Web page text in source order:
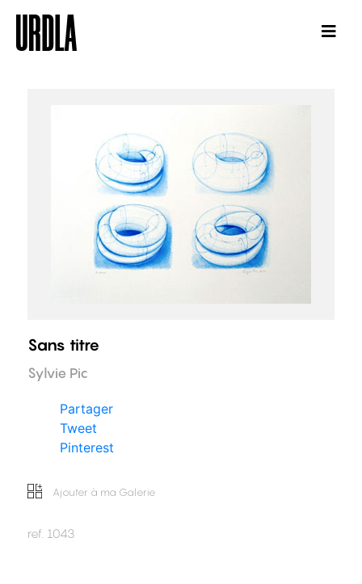
Sans titre
Sylvie Pic
Partager
Tweet
Pinterest
Ajouter à ma Galerie
ref. 1043